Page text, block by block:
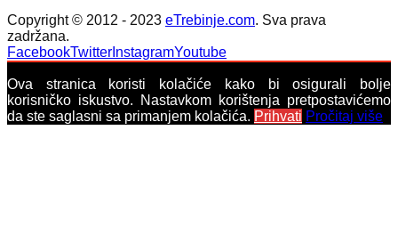
Copyright © 2012 - 2023 eTrebinje.com. Sva prava
zadržana.
FacebookTwitter InstagramYoutube
Ova stranica koristi kolačiće kako bi osigurali bolje
korisničko iskustvo. Nastavkom korištenja pretpostavićemo
da ste saglasni sa primanjem kolačića. Prihvati Pročitaj više